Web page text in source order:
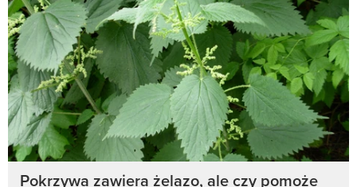
Pokrzywa zawiera żelazo, ale czy pomoże